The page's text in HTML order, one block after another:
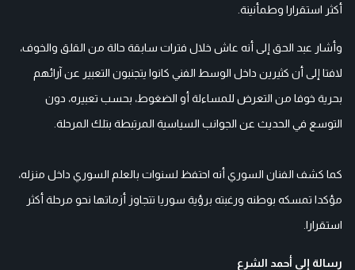
أكثر استقرارا وطمأنينة.
وأشار عبد الحق إلى أنه عاش خلال فترات سابقة حالة من القلق والخوف،
لافتا إلى أن كثيرين داخل الوسط الفني كانوا يتجنبون التعبير عن آرائهم
بحرية خوفا من التعرض للمساءلة أو الضغوط، بحسب تعبيره، دون
التوسع في الحديث عن الجوانب السياسية المرتبطة بتلك المرحلة.
كما كشف الفنان السوري أنه احتفظ لسنوات بالعلم السوري داخل منزله،
مؤكدا تمسكه بوطنه ورغبته برؤية سوريا تتجاوز أزماتها نحو مرحلة أكثر
استقرارا.
رسالة إلى أحمد الشرع